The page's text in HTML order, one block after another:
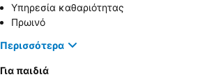
Υπηρεσία καθαριότητας
Πρωινό
Περισσότερα
Για παιδιά